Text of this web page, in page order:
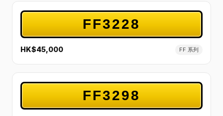
FF3228
HK$45,000 FF 系列
FF3298